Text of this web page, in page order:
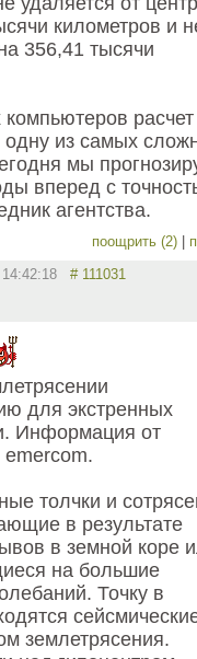
километров и
356,41 тысячи
расчет
из самых
мы
вперед с
агентства.
поощрить (2)
14:42:18 # 111031
для экстренных
Информация от
толчки и
в результате
в земной коре
на большие
Точку в
землетрясения.